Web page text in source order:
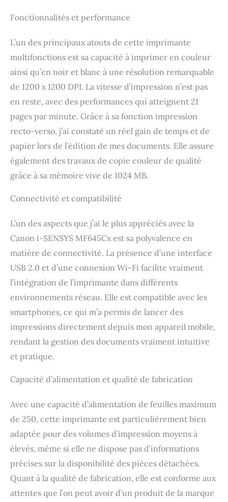
Fonctionnalités et performance
L’un des principaux atouts de cette imprimante
multifonctions est sa capacité à imprimer en couleur
ainsi qu’en noir et blanc à une résolution remarquable
de 1200 x 1200 DPI. La vitesse d’impression n’est pas
en reste, avec des performances qui atteignent 21
pages par minute. Grâce à sa fonction impression
recto-verso, j’ai constaté un réel gain de temps et de
papier lors de l’édition de mes documents. Elle assure
également des travaux de copie couleur de qualité
grâce à sa mémoire vive de 1024 MB.
Connectivité et compatibilité
L’un des aspects que j’ai le plus appréciés avec la
Canon i-SENSYS MF645Cx est sa polyvalence en
matière de connectivité. La présence d’une interface
USB 2.0 et d’une connexion Wi-Fi facilite vraiment
l’intégration de l’imprimante dans différents
environnements réseau. Elle est compatible avec les
smartphones, ce qui m’a permis de lancer des
impressions directement depuis mon appareil mobile,
rendant la gestion des documents vraiment intuitive
et pratique.
Capacité d’alimentation et qualité de fabrication
Avec une capacité d’alimentation de feuilles maximum
de 250, cette imprimante est particulièrement bien
adaptée pour des volumes d’impression moyens à
élevés, même si elle ne dispose pas d’informations
précises sur la disponibilité des pièces détachées.
Quant à la qualité de fabrication, elle est conforme aux
attentes que l’on peut avoir d’un produit de la marque